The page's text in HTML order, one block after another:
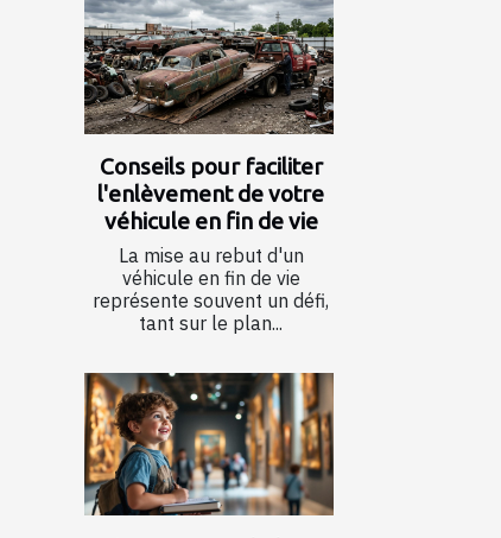
Conseils pour faciliter
l'enlèvement de votre
véhicule en fin de vie
La mise au rebut d'un
véhicule en fin de vie
représente souvent un défi,
tant sur le plan...